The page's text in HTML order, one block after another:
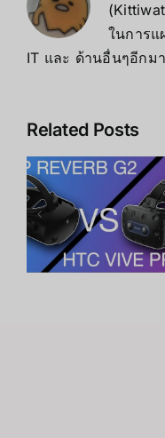
ในการแ
IT และ ด้านอื่นๆอีกม
Related Posts
สเปคข
HTC
Pro